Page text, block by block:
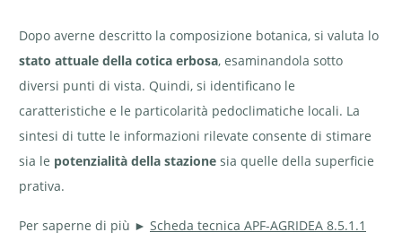
Dopo averne descritto la composizione botanica, si valuta lo
stato attuale della cotica erbosa, esaminandola sotto
diversi punti di vista. Quindi, si identificano le
caratteristiche e le particolarità pedoclimatiche locali. La
sintesi di tutte le informazioni rilevate consente di stimare
sia le potenzialità della stazione sia quelle della superficie
prativa.
Per saperne di più ► Scheda tecnica APF-AGRIDEA 8.5.1.1